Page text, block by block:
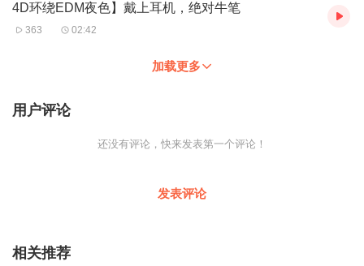
4D环绕EDM夜色】戴上耳机，绝对牛笔
363 02:42
加载更多
用户评论
还没有评论，快来发表第一个评论！
发表评论
相关推荐